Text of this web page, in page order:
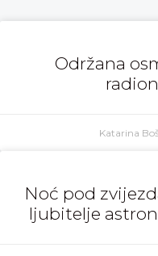
Održana
Katarina
Noć pod
ljubitelje